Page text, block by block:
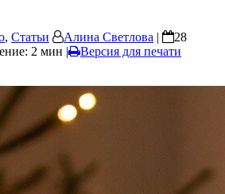
, Статьи Алина Светлова |
28
2 мин |
Версия для печати